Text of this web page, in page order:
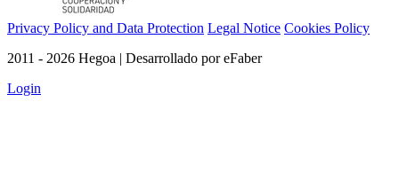
Privacy Policy and Data Protection Legal Notice Cookies Policy
2011 - 2026 Hegoa | Desarrollado por eFaber
Login